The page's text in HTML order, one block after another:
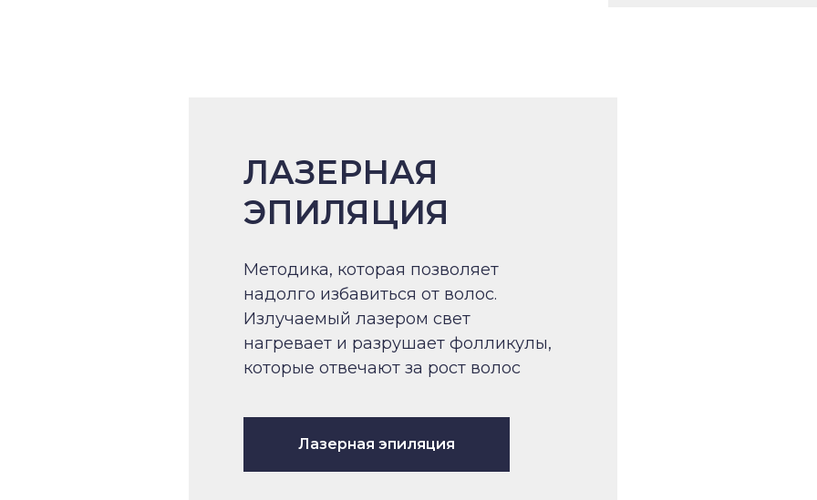
ЛАЗЕРНАЯ
ЭПИЛЯЦИЯ
Методика, которая позволяет
надолго избавиться от волос.
Излучаемый лазером свет
нагревает и разрушает фолликулы,
которые отвечают за рост волос
Лазерная эпиляция